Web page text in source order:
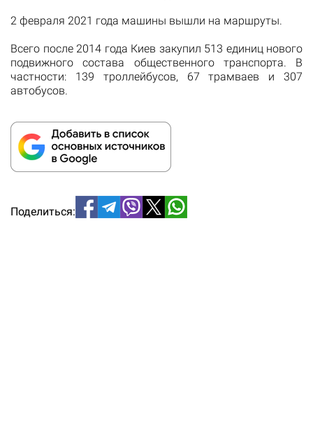
2 февраля 2021 года машины вышли на маршруты.
Всего после 2014 года Киев закупил 513 единиц нового
подвижного состава общественного транспорта. В
частности: 139 троллейбусов, 67 трамваев и 307
автобусов.
Поделиться: